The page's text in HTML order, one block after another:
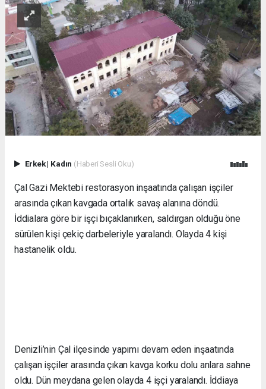
Erkek| Kadın (Haberi Sesli Oku)
Çal Gazi Mektebi restorasyon inşaatında çalışan işçiler
arasında çıkan kavgada ortalık savaş alanına döndü.
İddialara göre bir işçi bıçaklanırken, saldırgan olduğu öne
sürülen kişi çekiç darbeleriyle yaralandı. Olayda 4 kişi
hastanelik oldu.
Denizli’nin Çal ilçesinde yapımı devam eden inşaatında
çalışan işçiler arasında çıkan kavga korku dolu anlara sahne
oldu. Dün meydana gelen olayda 4 işçi yaralandı. İddiaya